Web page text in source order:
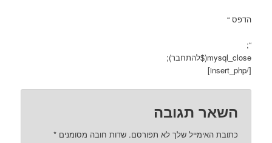
הדפס “
“;
mysql_close($להתחבר);
[/insert_php]
השאר תגובה
כתובת האימייל שלך לא תפורסם. שדות חובה מסומנים*